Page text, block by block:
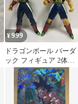
¥999
ドラゴンボール バーダ
ック フィギュア 2体セ
ット